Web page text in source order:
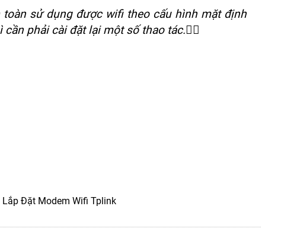
sử dụng được wifi theo cấu hình mặt định
phải cài đặt lại một số thao tác.👍🏿
Lắp Đặt Modem Wifi Tplink